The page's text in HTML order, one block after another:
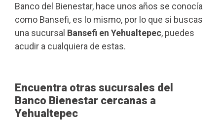
Banco del Bienestar, hace unos años se conocía
como Bansefi, es lo mismo, por lo que si buscas
una sucursal Bansefi en Yehualtepec, puedes
acudir a cualquiera de estas.
Encuentra otras sucursales del
Banco Bienestar cercanas a
Yehualtepec